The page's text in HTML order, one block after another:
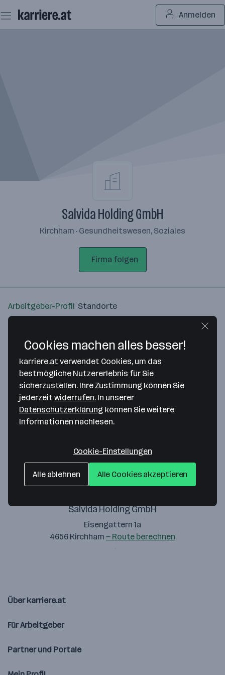
Seiteninhalt
springen
Anmelden
Salvida Holding GmbH
Kirchham · Gesundheitswesen, Soziales
Firma folgen
Arbeitgeber-Profil Standorte
Bitte stimme unseren Cookie-
Richtlinien zu, um diese Karte
anzuzeigen.
Salvida Holding GmbH
Eisengattern 1a
4656 Kirchham — Route berechnen
Über karriere.at
Für Arbeitgeber
Partner und Portale
Cookies machen alles besser!
karriere.at verwendet Cookies, um das
bestmögliche Nutzererlebnis für Sie
sicherzustellen. Ihre Zustimmung können Sie
jederzeitwiderrufen. In unserer
Datenschutzerklärung können Sie weitere
Informationen nachlesen.
Cookie-Einstellungen
Alle ablehnen Alle Cookies akzeptieren